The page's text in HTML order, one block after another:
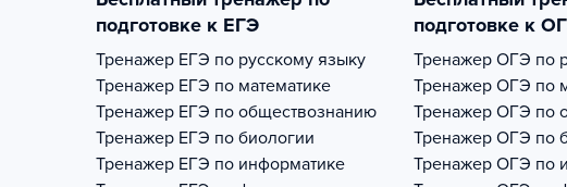
подготовке к ЕГЭ
Тренажер ЕГЭ по русскому языку
Тренажер ЕГЭ по математике
Тренажер ЕГЭ по обществознанию
Тренажер ЕГЭ по биологии
Тренажер ЕГЭ по информатике
подготовке к
Тренажер ОГЭ по
Тренажер ОГЭ по
Тренажер ОГЭ по
Тренажер ОГЭ по
Тренажер ОГЭ по